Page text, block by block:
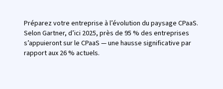
Préparez votre entreprise à l’évolution du paysage CPaaS.
Selon Gartner, d’ici 2025, près de 95 % des entreprises
s’appuieront sur le CPaaS — une hausse significative par
rapport aux 26 % actuels.